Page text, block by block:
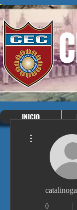
INICIO
0